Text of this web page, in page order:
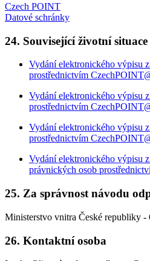
Czech POINT
Datové schránky
24. Související životní
Vydání elektronického výpisu
prostřednictvím
Vydání elektronického výpisu
prostřednictvím
Vydání elektronického výpisu
prostřednictvím
Vydání elektronického výpisu
právnických osob
25. Za správnost návodu
Ministerstvo vnitra České republiky -
26. Kontaktní osoba